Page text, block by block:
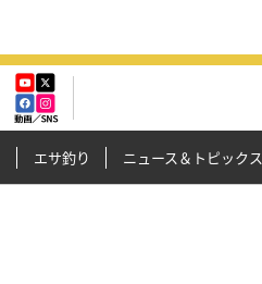
エサ釣り ニュース＆トピックス